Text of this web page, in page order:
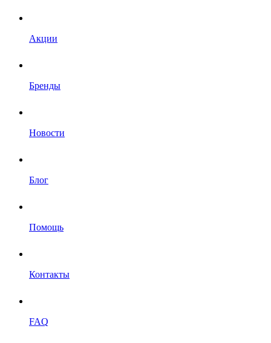
Акции
Бренды
Новости
Блог
Помощь
Контакты
FAQ